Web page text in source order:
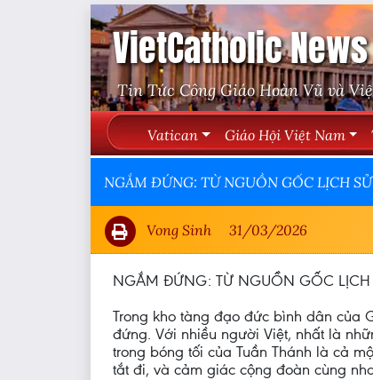
VietCatholic News
Tin Tức Công Giáo Hoàn Vũ và
Vatican Giáo Hội Việt Nam
NGẮM ĐỨNG: TỪ NGUỒN GỐC LỊCH
Vong Sinh 31/03/2026
NGẮM ĐỨNG: TỪ NGUỒN GỐC
Trong kho tàng đạo đức bình dân của
đứng. Với nhiều người Việt, nhất là
trong bóng tối của Tuần Thánh là cả
tắt đi, và cảm giác cộng đoàn cùng